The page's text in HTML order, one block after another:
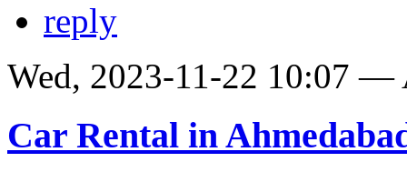
reply
Wed, 2023-11-22 10:07 —
Car Rental in